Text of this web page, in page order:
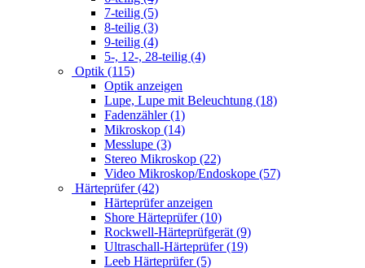
7-teilig (5)
8-teilig (3)
9-teilig (4)
5-, 12-, 28-teilig (4)
Optik (115)
Optik anzeigen
Lupe, Lupe mit Beleuchtung (18)
Fadenzähler (1)
Mikroskop (14)
Messlupe (3)
Stereo Mikroskop (22)
Video Mikroskop/Endoskope (57)
Härteprüfer (42)
Härteprüfer anzeigen
Shore Härteprüfer (10)
Rockwell-Härteprüfgerät (9)
Ultraschall-Härteprüfer (19)
Leeb Härteprüfer (5)